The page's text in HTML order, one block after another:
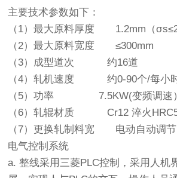
主要技术参数如下：
（1）最大原料厚度 1.2mm（
（2）最大原料宽度 ≤300mm
（3）成型道次 约16道
（4）轧机速度 约0-90个/每小
（5）功率 7.5KW(变频调速）
（6）轧辊材质 Cr12 淬火
（7）更换轧制料宽 电动自动调节
电气控制系统
a. 整线采用三菱PLC控制，采用人机